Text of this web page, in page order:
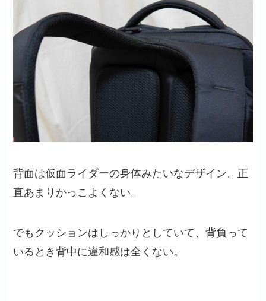
背面は仮面ライダーの身体みたいなデザイン。正
直あまりかっこよくない。
でもクッションはしっかりとしていて、背負って
いるとき背中に違和感は全くない。